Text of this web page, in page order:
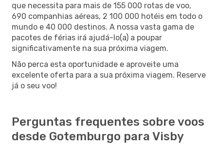
que necessita para mais de 155 000 rotas de voo,
690 companhias aéreas, 2 100 000 hotéis em todo o
mundo e 40 000 destinos. A nossa vasta gama de
pacotes de férias irá ajudá-lo(a) a poupar
significativamente na sua próxima viagem.
Não perca esta oportunidade e aproveite uma
excelente oferta para a sua próxima viagem. Reserve
já o seu voo!
Perguntas frequentes sobre voos
desde Gotemburgo para Visby